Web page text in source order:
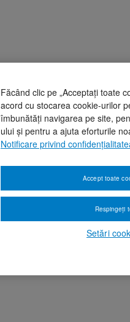
Făcând clic pe „Acceptați toate
acord cu stocarea cookie-urilor
îmbunătăți navigarea pe site,
ului și pentru a ajuta eforturile
Notificare privind
Setări
Respingeți
Accept toate